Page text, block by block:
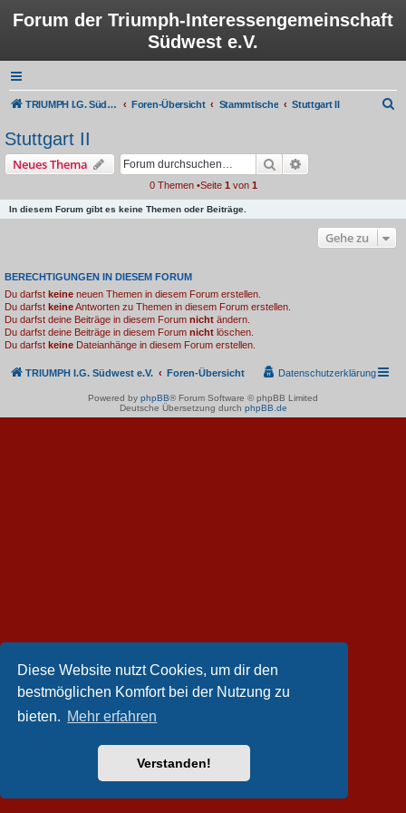
Diese Website nutzt Cookies, um dir den
bestmöglichen Komfort bei der Nutzung zu
bieten. Mehr erfahren
Verstanden!
Forum der Triumph-Interessengemeinschaft
Südwest e.V.
TRIUMPH I.G. Südwest e.V. Foren-Übersicht Stammtische Stuttgart II
Stuttgart II
Neues Thema Suche
0 Themen •Seite 1 von 1
In diesem Forum gibt es keine Themen oder Beiträge.
Gehe zu
BERECHTIGUNGEN IN DIESEM FORUM
Du darfst keine neuen Themen in diesem Forum erstellen.
Du darfst keineAntworten zu Themen in diesem Forum erstellen.
Du darfst deine Beiträge in diesem Forum nicht ändern.
Du darfst deine Beiträge in diesem Forum nicht löschen.
Du darfst keine Dateianhänge in diesem Forum erstellen.
TRIUMPH I.G. Südwest e.V. Foren-Übersicht Datenschutzerklärung
Powered by phpBB® Forum Software © phpBB Limited
Deutsche Übersetzung durch phpBB.de